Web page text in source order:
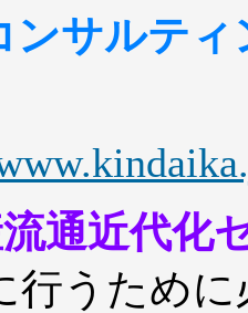
ンサルティ
通近代化
行うため